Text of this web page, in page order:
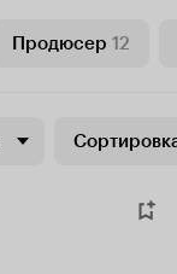
Продюсер 12